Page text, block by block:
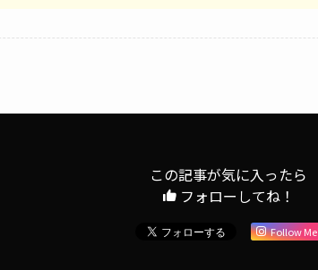
この記事が気に入ったら
フォローしてね！
Follow Me